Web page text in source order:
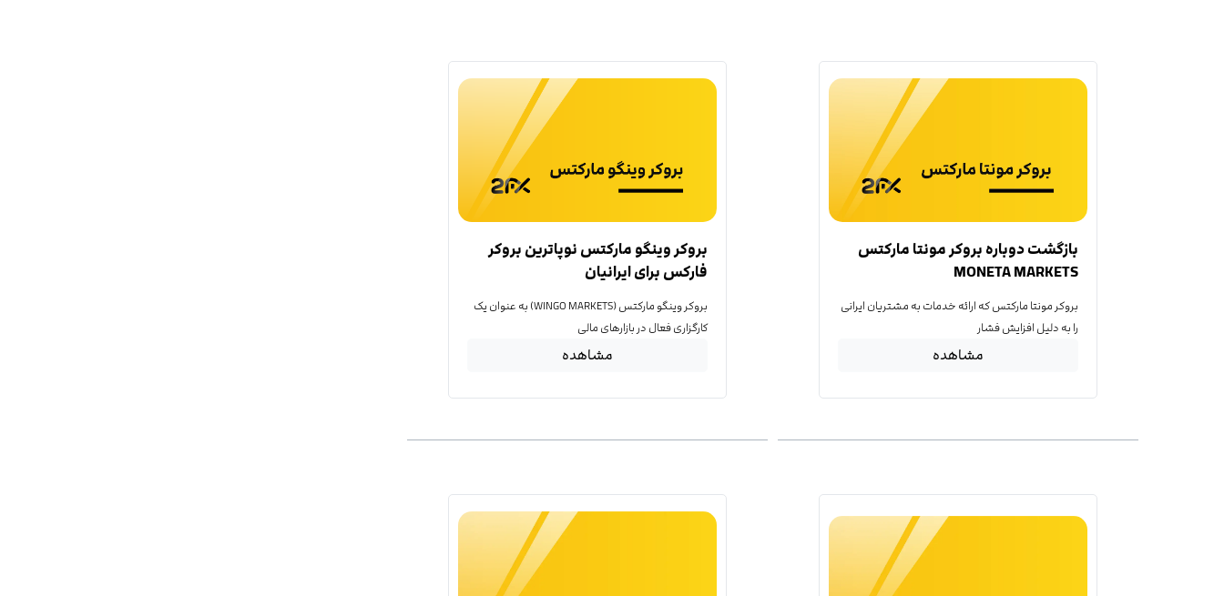
بازگشت دوباره بروکر مونتا مارکتس
MONETA MARKETS
بروکر مونتا مارکتس که ارائه خدمات به مشتریان ایرانی
را به دلیل افزایش فشار
مشاهده
بروکر وینگو مارکتس نوپاترین بروکر
فارکس برای ایرانیان
بروکر وینگو مارکتس (WINGO MARKETS) به عنوان یک
کارگزاری فعال در بازارهای مالی
مشاهده